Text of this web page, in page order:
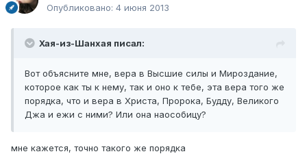
Опубликовано: 4 июня 2013
Хая-из-Шанхая писал:
Вот объясните мне, вера в Высшие силы и Мироздание,
которое как ты к нему, так и оно к тебе, эта вера того же
порядка, что и вера в Христа, Пророка, Будду, Великого
Джа и ежи с ними? Или она наособицу?
мне кажется, точно такого же порядка